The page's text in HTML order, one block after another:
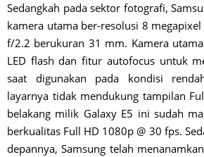
Sedangkah pada sektor fotografi,
kamera utama ber-resolusi 8
f/2.2 berukuran 31 mm. Kamera
LED flash dan fitur autofocus untuk
saat digunakan pada kondisi
layarnya tidak mendukung tampilan
belakang milik Galaxy E5 ini sudah
berkualitas Full HD 1080p @ 30 fps.
depannya, Samsung telah